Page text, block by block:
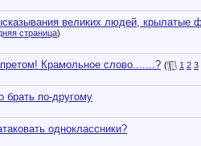
великих людей, крылатые
страница)
Крамольное слово.......? ( 1 2 3
брать по-другому
одноклассники?